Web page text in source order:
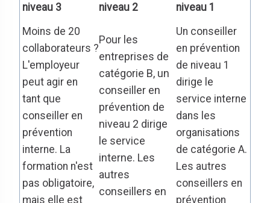
niveau 3
niveau 2
niveau 1
Moins de 20
collaborateurs ?
L'employeur
peut agir en
tant que
conseiller en
prévention
interne. La
formation n'est
pas obligatoire,
mais elle est
Pour les
entreprises de
catégorie B, un
conseiller en
prévention de
niveau 2 dirige
le service
interne. Les
autres
conseillers en
Un conseiller
en prévention
de niveau 1
dirige le
service interne
dans les
organisations
de catégorie A.
Les autres
conseillers en
prévention